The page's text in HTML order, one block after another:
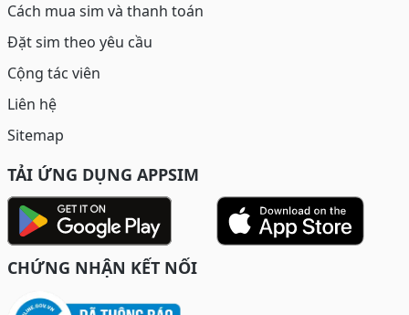
Cách mua sim và thanh toán
Đặt sim theo yêu cầu
Cộng tác viên
Liên hệ
Sitemap
TẢI ỨNG DỤNG APPSIM
CHỨNG NHẬN KẾT NỐI